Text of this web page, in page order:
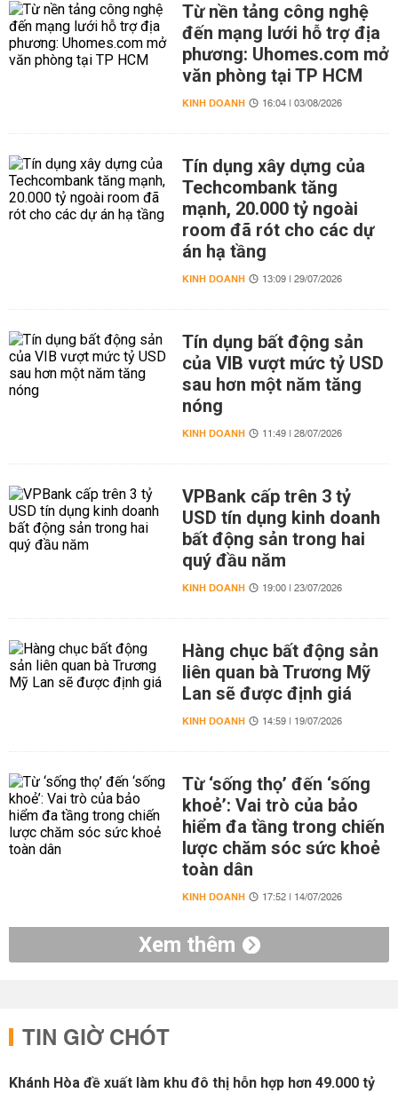
Từ nền tảng công nghệ
đến mạng lưới hỗ trợ địa
phương: Uhomes.com mở
văn phòng tại TP HCM
KINH DOANH 16:04 | 03/08/2026
Tín dụng xây dựng của
Techcombank tăng
mạnh, 20.000 tỷ ngoài
room đã rót cho các dự
án hạ tầng
KINH DOANH 13:09 | 29/07/2026
Tín dụng bất động sản
của VIB vượt mức tỷ USD
sau hơn một năm tăng
nóng
KINH DOANH 11:49 | 28/07/2026
VPBank cấp trên 3 tỷ
USD tín dụng kinh doanh
bất động sản trong hai
quý đầu năm
KINH DOANH 19:00 | 23/07/2026
Hàng chục bất động sản
liên quan bà Trương Mỹ
Lan sẽ được định giá
KINH DOANH 14:59 | 19/07/2026
Từ ‘sống thọ’ đến ‘sống
khoẻ’: Vai trò của bảo
hiểm đa tầng trong chiến
lược chăm sóc sức khoẻ
toàn dân
KINH DOANH 17:52 | 14/07/2026
Xem thêm
TIN GIỜ CHÓT
Khánh Hòa đề xuất làm khu đô thị hỗn hợp hơn 49.000 tỷ